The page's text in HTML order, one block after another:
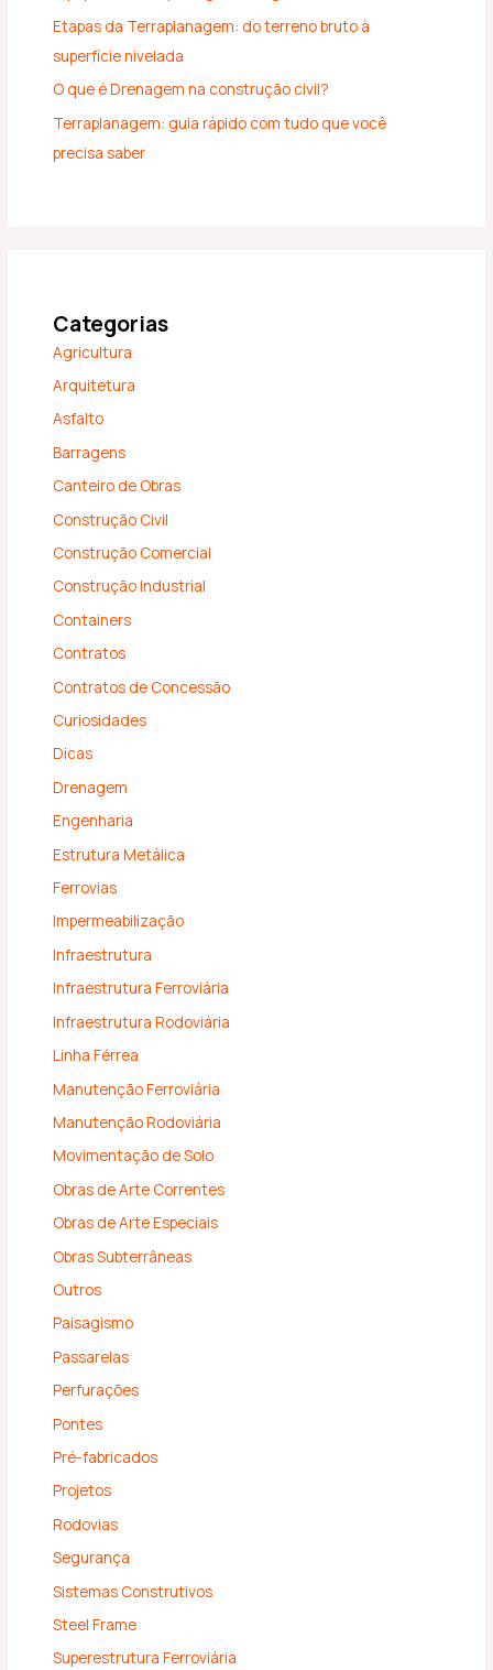
Etapas da Terraplanagem: do terreno bruto à
superfície nivelada
O que é Drenagem na construção civil?
Terraplanagem: guia rápido com tudo que você
precisa saber
Categorias
Agricultura
Arquitetura
Asfalto
Barragens
Canteiro de Obras
Construção Civil
Construção Comercial
Construção Industrial
Containers
Contratos
Contratos de Concessão
Curiosidades
Dicas
Drenagem
Engenharia
Estrutura Metálica
Ferrovias
Impermeabilização
Infraestrutura
Infraestrutura Ferroviária
Infraestrutura Rodoviária
Linha Férrea
Manutenção Ferroviária
Manutenção Rodoviária
Movimentação de Solo
Obras de Arte Correntes
Obras de Arte Especiais
Obras Subterrâneas
Outros
Paisagismo
Passarelas
Perfurações
Pontes
Pré-fabricados
Projetos
Rodovias
Segurança
Sistemas Construtivos
Steel Frame
Superestrutura Ferroviária